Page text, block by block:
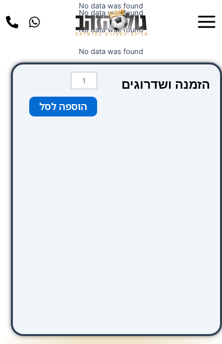
לתוכן
Menu
No data was found
No data was found
No data was found
No data was found
הזמנה ושדרוגים
כמות
של
Avenida
Gran
הוספה לסל